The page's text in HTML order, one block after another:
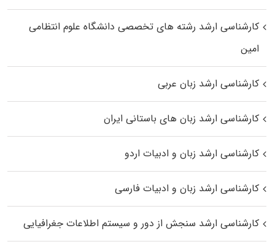
کارشناسی ارشد رﺷﺘﻪ ﻫﺎی تخصصی داﻧﺸﮕﺎه ﻋﻠﻮم انتظامی
اﻣﻴﻦ
کارشناسی ارشد زبان عربی
کارشناسی ارشد زبان‌ های باستانی ایران
کارشناسی ارشد زبان و ادبیات اردو
کارشناسی ارشد زبان و ادبیات فارسی
کارشناسی ارشد سنجش از دور و سیستم اطلاعات جغرافیایی